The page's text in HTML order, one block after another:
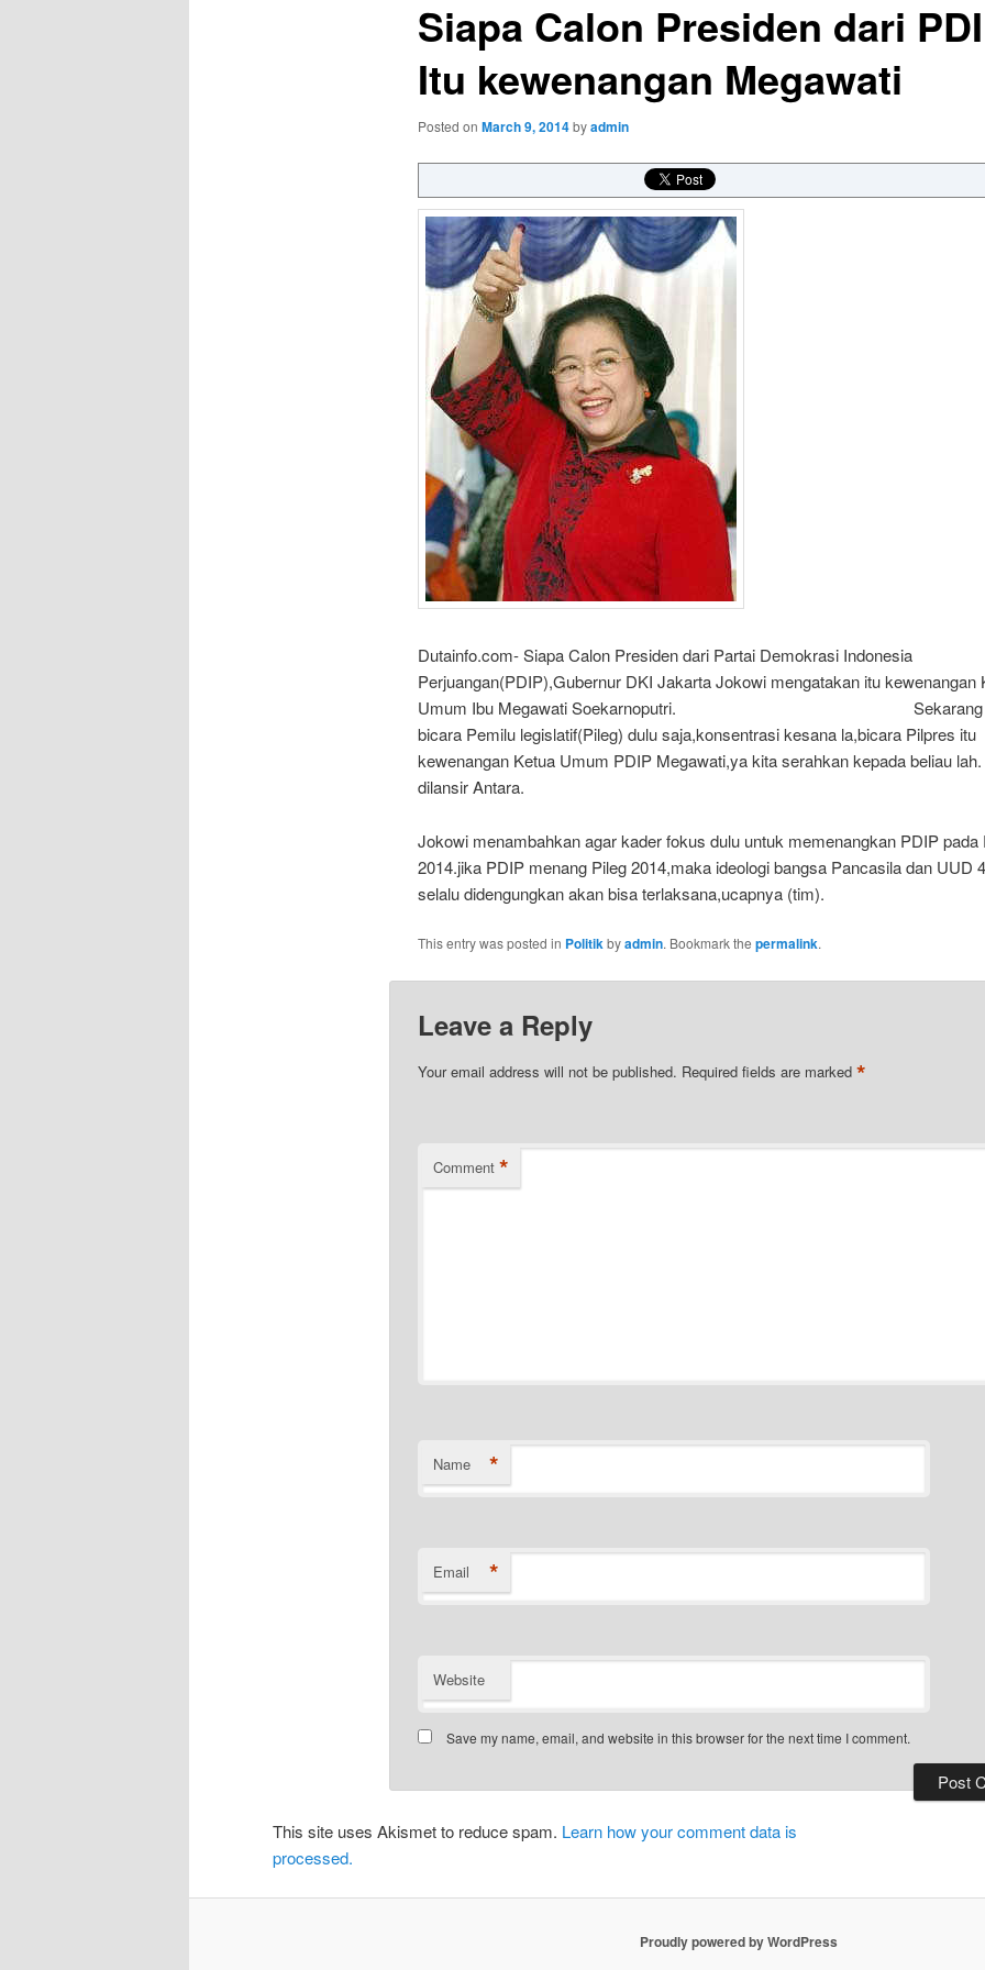
Siapa Calon Presiden dari
Itu kewenangan Megawati
Posted on March 9, 2014byadmin
Dutainfo.com- Siapa Calon Presiden dari Partai Demokrasi Indonesia
Perjuangan(PDIP),Gubernur DKI Jakarta Jokowi mengatakan itu kewenangan
Umum Ibu Megawati Soekarnoputri. Sekarang
bicara Pemilu legislatif(Pileg) dulu saja,konsentrasi kesana la,bicara Pilpres itu
kewenangan Ketua Umum PDIP Megawati,ya kita serahkan kepada beliau
dilansir Antara.
Jokowi menambahkan agar kader fokus dulu untuk memenangkan PDIP pada
2014.jika PDIP menang Pileg 2014,maka ideologi bangsa Pancasila dan UUD
selalu didengungkan akan bisa terlaksana,ucapnya (tim).
This entry was posted in Politikbyadmin. Bookmark the permalink.
Leave a Reply
Your email address will not be published. Required fields are marked *
Comment *
Name *
Email *
Website
Save my name, email, and website in this browser for the next time I comment.
This site uses Akismet to reduce spam. Learn how your comment data is
processed.
Proudly powered by WordPress